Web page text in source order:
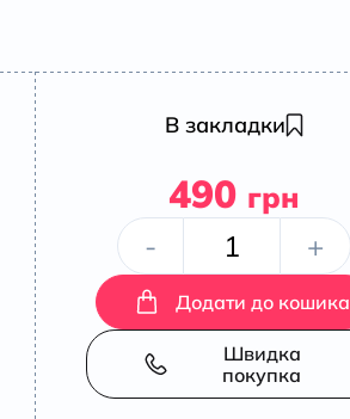
В закладки
490 грн
-
Любомир
Гузар.
Спогади
+
Додати до кошика
Швидка
покупка